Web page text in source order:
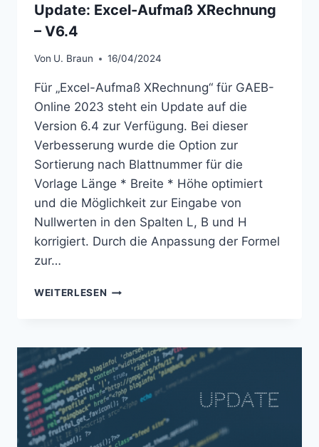
Update: Excel-Aufmaß XRechnung
– V6.4
Von U. Braun 16/04/2024
Für „Excel-Aufmaß XRechnung“ für GAEB-
Online 2023 steht ein Update auf die
Version 6.4 zur Verfügung. Bei dieser
Verbesserung wurde die Option zur
Sortierung nach Blattnummer für die
Vorlage Länge * Breite * Höhe optimiert
und die Möglichkeit zur Eingabe von
Nullwerten in den Spalten L, B und H
korrigiert. Durch die Anpassung der Formel
zur…
WEITERLESEN UPDATE:
V
6.4